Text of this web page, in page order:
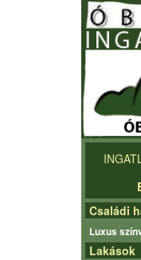
Családi
Luxus
Lakások